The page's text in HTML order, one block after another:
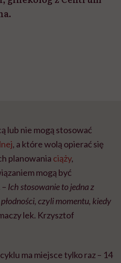
lub nie mogą stosować
, a które wolą opierać się
planowania ciąży,
mogą być
Ich stosowanie to jedna z
czyli momentu, kiedy
lek. Krzysztof
ma miejsce tylko raz – 14